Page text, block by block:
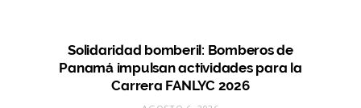
Solidaridad bomberil: Bomberos de
Panamá impulsan actividades para la
Carrera FANLYC 2026